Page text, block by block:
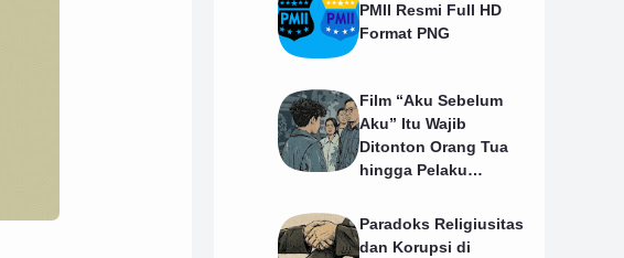
PMII Resmi Full HD
Format PNG
Film “Aku Sebelum
Aku” Itu Wajib
Ditonton Orang Tua
hingga Pelaku
Paradoks Religiusitas
dan Korupsi di